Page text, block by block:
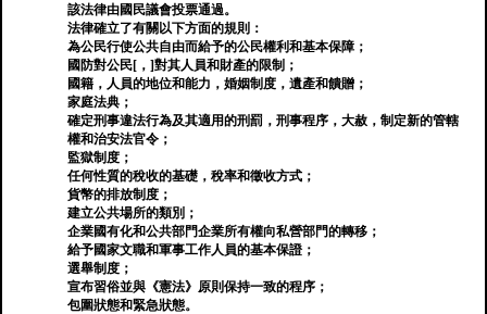
該法律由國民議會投票通過。
法律確立了有關以下方面的規則：
為公民行使公共自由而給予的公民權利和基本保障；
國防對公民[，]對其人員和財產的限制；
國籍，人員的地位和能力，婚姻制度，遺產和饋贈；
家庭法典；
確定刑事違法行為及其適用的刑罰，刑事程序，大赦，制定新的管轄
權和治安法官令；
監獄制度；
任何性質的稅收的基礎，稅率和徵收方式；
貨幣的排放制度；
建立公共場所的類別；
企業國有化和公共部門企業所有權向私營部門的轉移；
給予國家文職和軍事工作人員的基本保證；
選舉制度；
宣布習俗並與《憲法》原則保持一致的程序；
包圍狀態和緊急狀態。